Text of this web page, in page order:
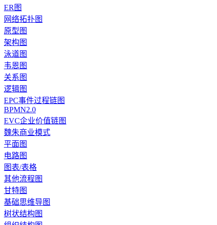
ER图
网络拓扑图
原型图
架构图
泳道图
韦恩图
关系图
逻辑图
EPC事件过程链图
BPMN2.0
EVC企业价值链图
魏朱商业模式
平面图
电路图
图表/表格
其他流程图
甘特图
基础思维导图
树状结构图